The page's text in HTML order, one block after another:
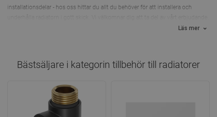
installationsdelar - hos oss hittar du allt du behöver för att installera och
Läs mer
Bästsäljare i kategorin tillbehör till radiatorer